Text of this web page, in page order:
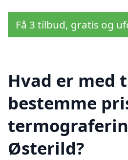
Få 3 tilbud, gratis og
Hvad er med
bestemme
Østerild?